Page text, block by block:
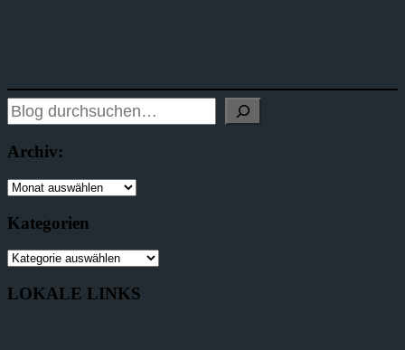
Archiv:
Kategorien
LOKALE LINKS